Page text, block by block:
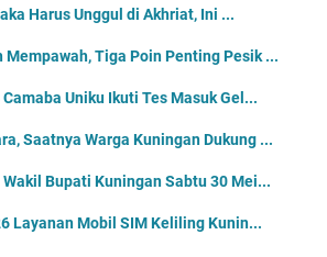
Harus Unggul di Akhriat, Ini ...
Mempawah, Tiga Poin Penting Pesik ...
Uniku Ikuti Tes Masuk Gel...
Saatnya Warga Kuningan Dukung ...
Bupati Kuningan Sabtu 30 Mei...
Layanan Mobil SIM Keliling Kunin...